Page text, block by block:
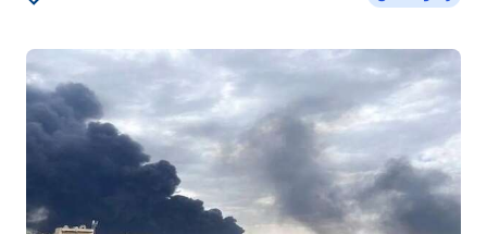
بیمه
اقتصاد
جهان
بازار